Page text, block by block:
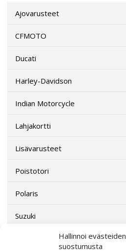
Hallinnoi evästeiden
suostumusta
Ajovarusteet
CFMOTO
Ducati
Harley-Davidson
Indian Motorcycle
Lahjakortti
Lisävarusteet
Poistotori
Polaris
Suzuki